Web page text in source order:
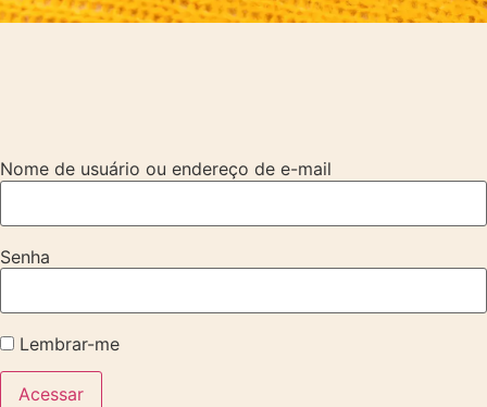
Nome de usuário ou endereço de e-mail
Senha
Lembrar-me